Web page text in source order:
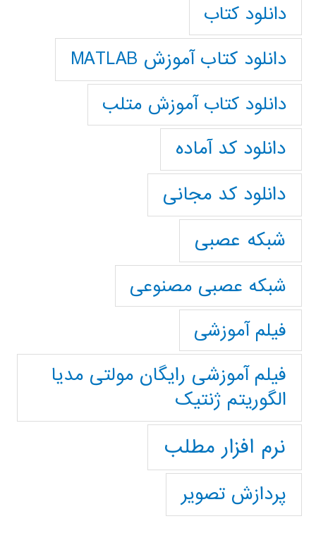
دانلود کتاب
دانلود کتاب آموزش MATLAB
دانلود کتاب آموزش متلب
دانلود کد آماده
دانلود کد مجانی
شبکه عصبی
شبکه عصبی مصنوعی
فیلم آموزشی
فیلم آموزشی رایگان مولتی مدیا
الگوریتم ژنتیک
نرم افزار مطلب
پردازش تصویر